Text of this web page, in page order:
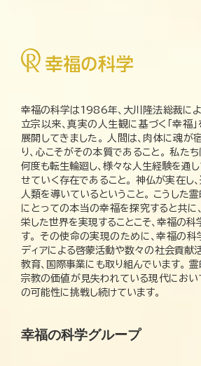
幸福の科学は1986年、大川隆法総裁によ
立宗以来、真実の人生観に基づく「幸福
展開してきました。 人間は、肉体に魂が
り、心こそがその本質であること。 私た
何度も転生輪廻し、様々な人生経験を通
せていく存在であること。 神仏が実在し
人類を導いているということ。 こうした
にとっての本当の幸福を探究すると共に
栄した世界を実現することこそ、幸福の
す。 その使命の実現のために、幸福の科
ディアによる啓蒙活動や数々の社会貢献
教育、国際事業にも取り組んでいます。
宗教の価値が見失われている現代におい
の可能性に挑戦し続けています。
幸福の科学グループ